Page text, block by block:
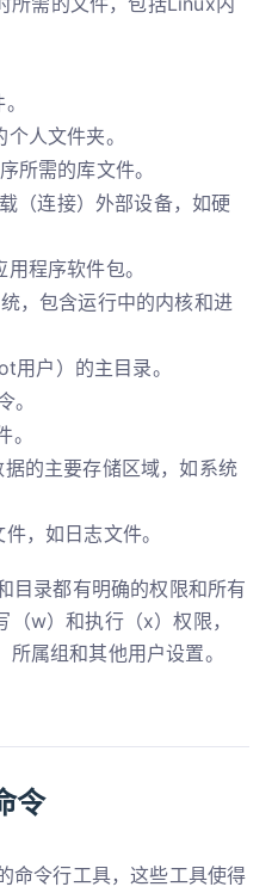
人文件夹。
所需的库文件。
（连接）外部设备，如硬
程序软件包。
，包含运行中的内核和进
户）的主目录。
。
的主要存储区域，如系统
，如日志文件。
目录都有明确的权限和所有
w）和执行（x）权限，
属组和其他用户设置。
令
命令行工具，这些工具使得